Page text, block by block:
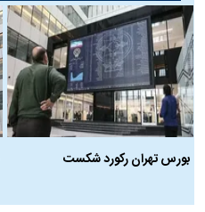
بورس تهران رکورد شکست